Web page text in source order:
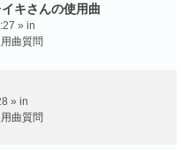
キさんの使用曲
» in
曲質問
» in
曲質問